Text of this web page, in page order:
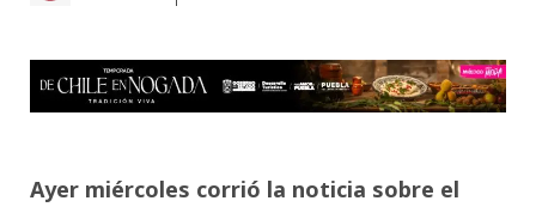
Ayer miércoles corrió la noticia sobre el